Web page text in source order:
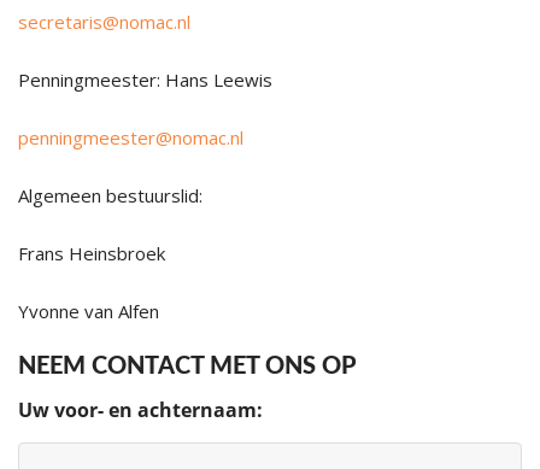
secretaris@nomac.nl
Penningmeester: Hans Leewis
penningmeester@nomac.nl
Algemeen bestuurslid:
Frans Heinsbroek
Yvonne van Alfen
NEEM CONTACT MET ONS OP
Uw voor- en achternaam: